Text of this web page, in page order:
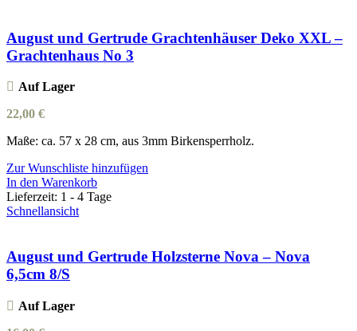
August und Gertrude Grachtenhäuser Deko XXL –
Grachtenhaus No 3
Auf Lager
22,00 €
Maße: ca. 57 x 28 cm, aus 3mm Birkensperrholz.
Zur Wunschliste hinzufügen
In den Warenkorb
Lieferzeit: 1 - 4 Tage
Schnellansicht
August und Gertrude Holzsterne Nova – Nova
6,5cm 8/S
Auf Lager